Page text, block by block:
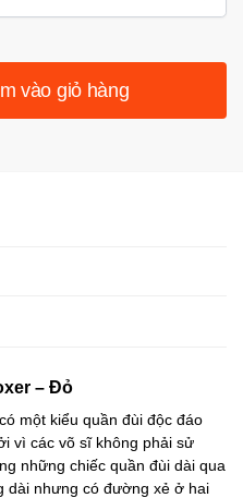
vào giỏ hàng
– Đỏ
một kiểu quần đùi độc đáo
vì các võ sĩ không phải sử
những chiếc quần đùi dài qua
dài nhưng có đường xẻ ở hai